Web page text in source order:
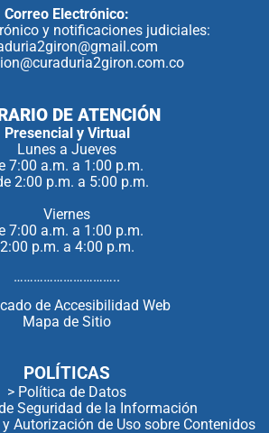
Correo Electrónico:
y notificaciones judiciales:
DE ATENCIÓN
Presencial y Virtual
Lunes a Jueves
7:00 a.m. a 1:00 p.m.
2:00 p.m. a 5:00 p.m.
Viernes
7:00 a.m. a 1:00 p.m.
2:00 p.m. a 4:00 p.m.
…………………………..
de Accesibilidad Web
Mapa de Sitio
POLÍTICAS
> Política de Datos
Seguridad de la Información
Autorización de Uso sobre Contenidos